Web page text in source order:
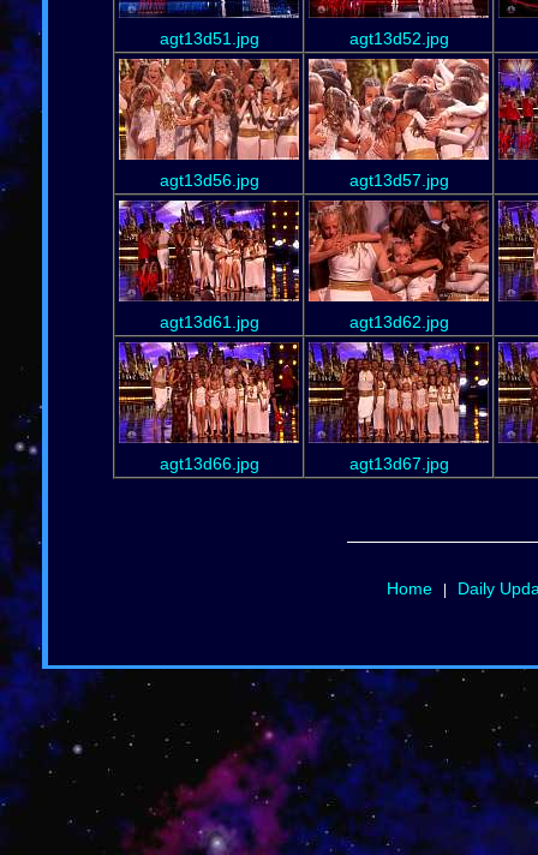
agt13d51.jpg agt13d52.jpg
agt13d56.jpg agt13d57.jpg
agt13d61.jpg agt13d62.jpg
agt13d66.jpg agt13d67.jpg
Home| Daily